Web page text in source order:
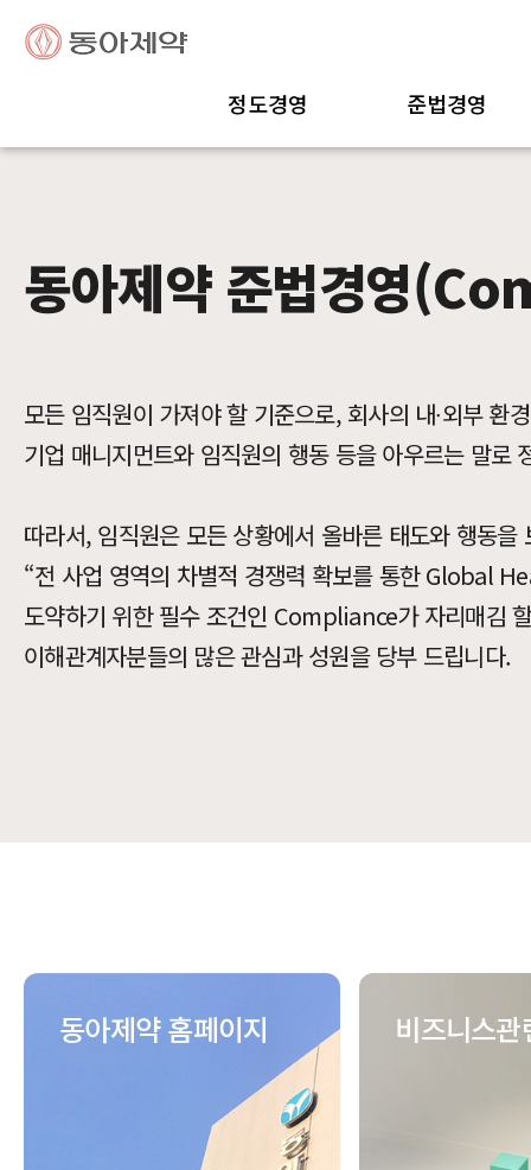
정도경영 준법경영
동아제약 준법경영
모든 임직원이 가져야 할 기준으로, 회사의 내∙외부 환
기업 매니지먼트와 임직원의 행동 등을 아우르는 말로
따라서, 임직원은 모든 상황에서 올바른 태도와 행동을
“전 사업 영역의 차별적 경쟁력 확보를 통한 Global
도약하기 위한 필수 조건인 Compliance가 자리매김
이해관계자분들의 많은 관심과 성원을 당부 드립니다.
동아제약 홈페이지 비즈니스